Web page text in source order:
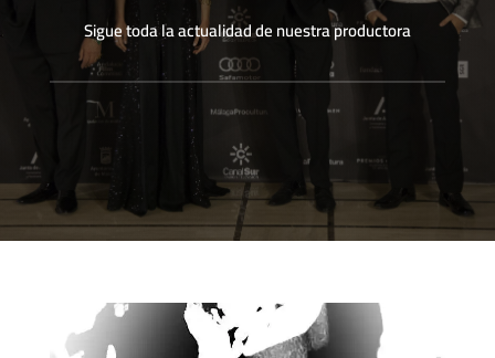
Sigue toda la actualidad de nuestra productora